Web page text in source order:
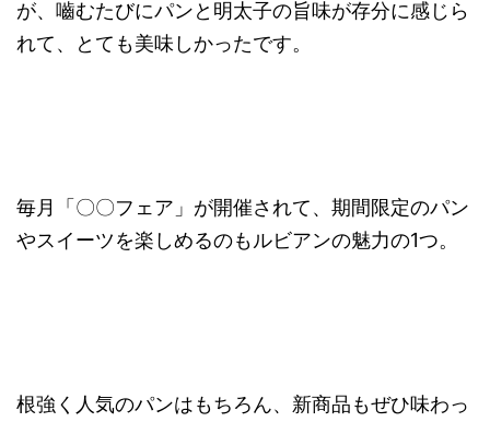
が、嚙むたびにパンと明太子の旨味が存分に感じら
れて、とても美味しかったです。
毎月「〇〇フェア」が開催されて、期間限定のパン
やスイーツを楽しめるのもルビアンの魅力の1つ。
根強く人気のパンはもちろん、新商品もぜひ味わっ